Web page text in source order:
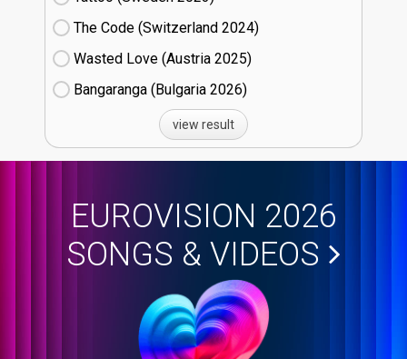
The Code (Switzerland
24)
Wasted Love (Austria
25)
Bangaranga (Bulgaria
26)
view result
EUROVISION 2026
SONGS & VIDEOS